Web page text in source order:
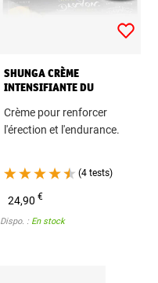
SHUNGA CRÈME
INTENSIFIANTE DU
Crème pour renforcer
l'érection et l'endurance.
(4 tests)
24,90€
Dispo. : En stock